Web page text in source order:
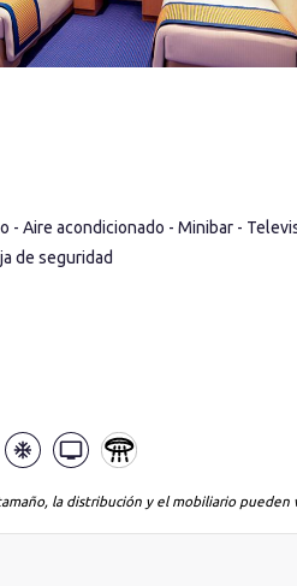
- Aire acondicionado - Minibar -
de seguridad
la distribución y el mobiliario pueden